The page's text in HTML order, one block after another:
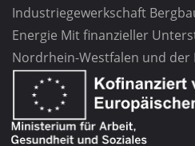
Industriegewerkschaft
Energie Mit finanzieller
Nordrhein-Westfalen und der